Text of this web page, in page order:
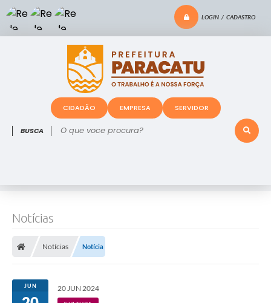
LOGIN / CADASTRO
O que voce procura?
CIDADÃO EMPRESA SERVIDOR
Notícias
Notícias Notícia
JUN 20 JUN 2024